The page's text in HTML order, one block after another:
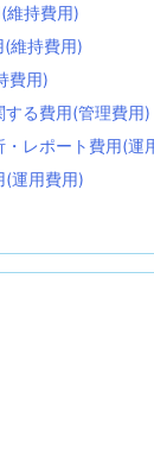
維持費用)
(維持費用)
費用)
する費用(管理費用)
・レポート費用(運
(運用費用)